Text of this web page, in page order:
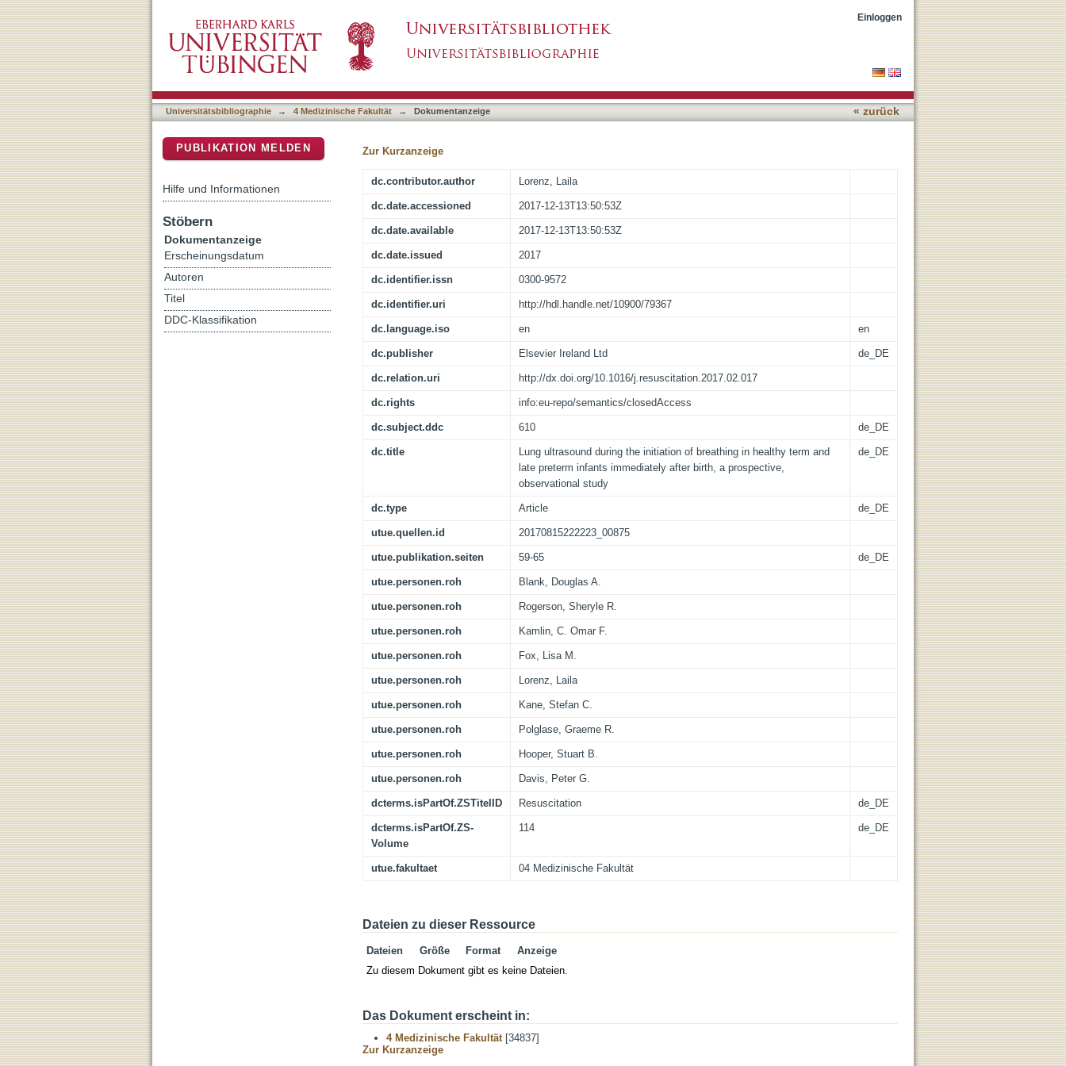
immediately after birth, a prospective, observational study
Einloggen
Universitätsbibliographie → 4 Medizinische Fakultät → Dokumentanzeige « zurück
Zur Kurzanzeige
dc.contributor.author Lorenz, Laila
dc.date.accessioned 2017-12-13T13:50:53Z
dc.date.available 2017-12-13T13:50:53Z
dc.date.issued 2017
dc.identifier.issn 0300-9572
dc.identifier.uri http://hdl.handle.net/10900/79367
dc.language.iso en en
dc.publisher Elsevier Ireland Ltd de_DE
dc.relation.uri http://dx.doi.org/10.1016/j.resuscitation.2017.02.017
dc.rights info:eu-repo/semantics/closedAccess
dc.subject.ddc 610 de_DE
dc.title
Lung ultrasound during the initiation of breathing in healthy term and
late preterm infants immediately after birth, a prospective,
observational study
de_DE
dc.type Article de_DE
utue.quellen.id 20170815222223_00875
utue.publikation.seiten 59-65 de_DE
utue.personen.roh Blank, Douglas A.
utue.personen.roh Rogerson, Sheryle R.
utue.personen.roh Kamlin, C. Omar F.
utue.personen.roh Fox, Lisa M.
utue.personen.roh Lorenz, Laila
utue.personen.roh Kane, Stefan C.
utue.personen.roh Polglase, Graeme R.
utue.personen.roh Hooper, Stuart B.
utue.personen.roh Davis, Peter G.
dcterms.isPartOf.ZSTitelID Resuscitation de_DE
dcterms.isPartOf.ZS-
Volume
114 de_DE
utue.fakultaet 04 Medizinische Fakultät
Dateien zu dieser Ressource
Dateien Größe Format
Anzeige
Zu diesem Dokument gibt es keine Dateien.
Das Dokument erscheint in:
4 Medizinische Fakultät[34837]
Zur Kurzanzeige
PUBLIKATION MELDEN
Hilfe und Informationen
Stöbern
Dokumentanzeige
Erscheinungsdatum
Autoren
Titel
DDC-Klassifikation